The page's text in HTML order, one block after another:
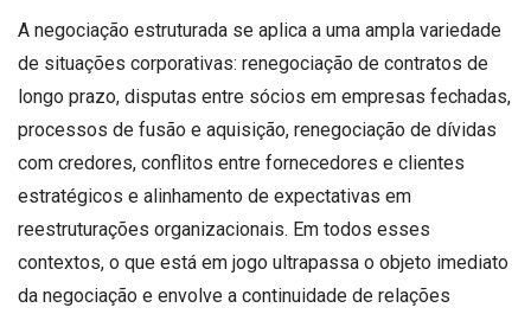
A negociação estruturada se aplica a uma ampla variedade
de situações corporativas: renegociação de contratos de
longo prazo, disputas entre sócios em empresas fechadas,
processos de fusão e aquisição, renegociação de dívidas
com credores, conflitos entre fornecedores e clientes
estratégicos e alinhamento de expectativas em
reestruturações organizacionais. Em todos esses
contextos, o que está em jogo ultrapassa o objeto imediato
da negociação e envolve a continuidade de relações